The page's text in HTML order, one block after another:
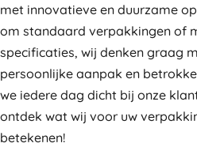
met innovatieve en duurzame
om standaard verpakkingen of
specificaties, wij denken graag
persoonlijke aanpak en
we iedere dag dicht bij onze
ontdek wat wij voor uw
betekenen!